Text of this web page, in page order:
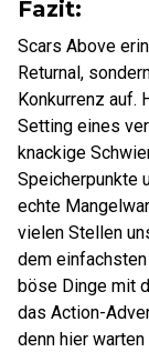
Fazit:
Scars Above
Returnal,
Konkurrenz auf.
Setting eines
knackige
Speicherpunkte
echte
vielen Stellen
dem
böse Dinge mit
das Action-
denn hier